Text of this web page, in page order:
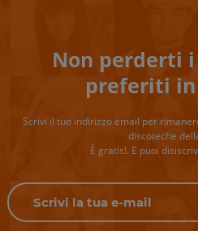
Non perderti
preferiti in
Scrivi il tuo indirizzo email per
discoteche
È gratis!. E puoi